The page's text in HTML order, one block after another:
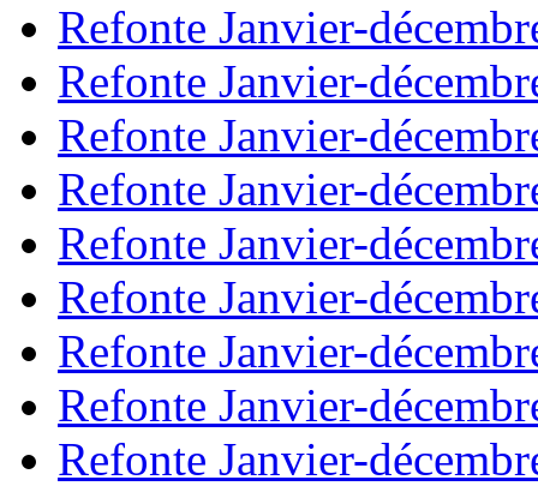
Refonte Janvier-
Refonte Janvier-
Refonte Janvier-
Refonte Janvier-
Refonte Janvier-
Refonte Janvier-
Refonte Janvier-
Refonte Janvier-
Refonte Janvier-